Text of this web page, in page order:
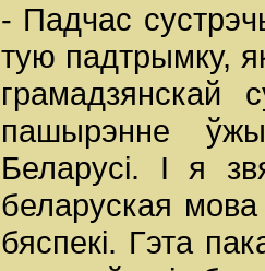
- Падчас
тую падтрымку,
грамадзянскай
пашырэнне
Беларусі. І я
беларуская
бяспекі. Гэта